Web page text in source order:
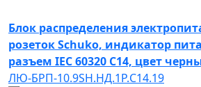
Блок распределения
розеток Schuko, индикатор
разъем IEC 60320 C14, цвет
ЛЮ-БРП-10.9SH.НД.1Р.C14.19